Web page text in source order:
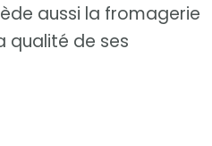
aussi la fromagerie
qualité de ses